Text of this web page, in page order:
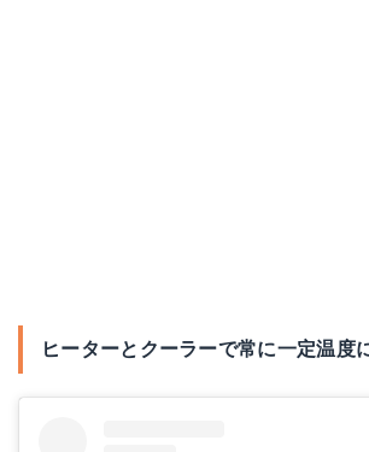
Amazonで詳細を見る
楽天で詳細を見る
ヒーターとクーラーで常に一定温度